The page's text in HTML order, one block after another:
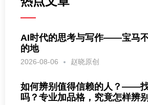
AI时代的思考与写作——宝马
的地
2026-08-06 赵晓原创
如何辨别值得信赖的人？——
吗？专业加品格，究竟怎样辨